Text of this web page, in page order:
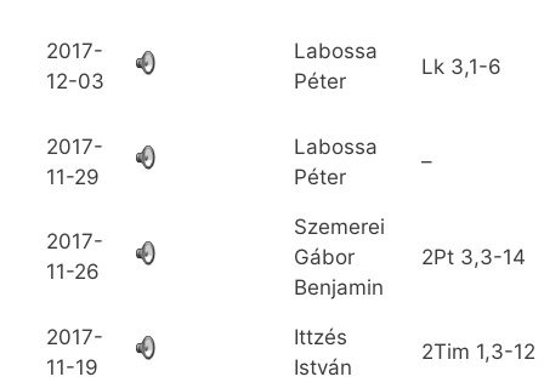
2017-
12-03
Labossa
Péter
Lk 3,1-6
2017-
11-29
Labossa
Péter
–
2017-
11-26
Szemerei
Gábor
Benjamin
2Pt 3,3-14
2017-
11-19
Ittzés
István
2Tim 1,3-12